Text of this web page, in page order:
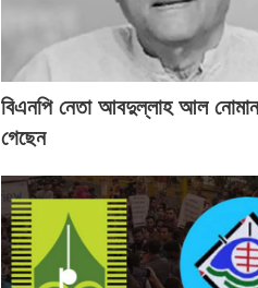
বিএনপি নেতা আবদুল্লাহ আল নোমান
গেছেন